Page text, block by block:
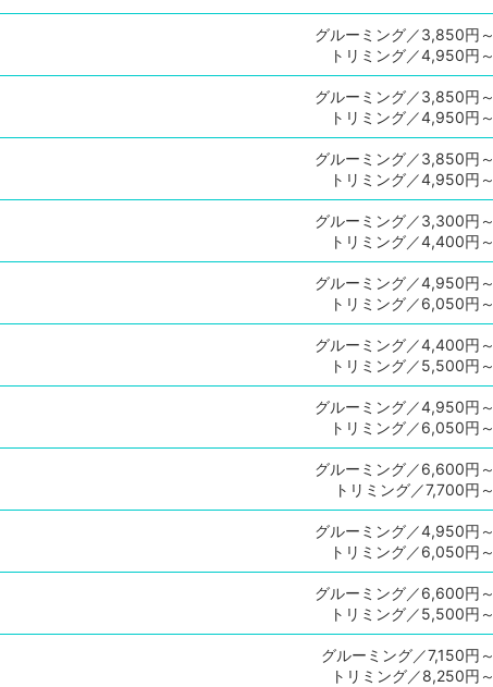
グルーミング／3,850円～
トリミング／4,950円～
グルーミング／3,850円～
トリミング／4,950円～
グルーミング／3,850円～
トリミング／4,950円～
グルーミング／3,300円～
トリミング／4,400円～
グルーミング／4,950円～
トリミング／6,050円～
グルーミング／4,400円～
トリミング／5,500円～
グルーミング／4,950円～
トリミング／6,050円～
グルーミング／6,600円～
トリミング／7,700円～
グルーミング／4,950円～
トリミング／6,050円～
グルーミング／6,600円～
トリミング／5,500円～
グルーミング／7,150円～
トリミング／8,250円～